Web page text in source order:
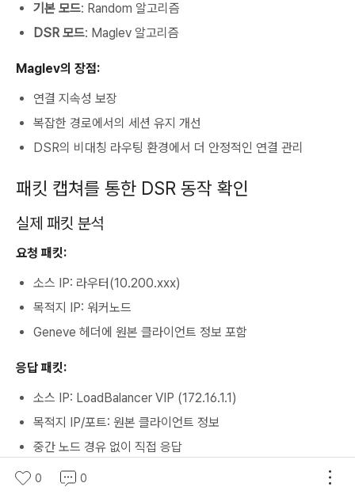
기본 모드: Random 알고리즘
DSR 모드: Maglev 알고리즘
Maglev의 장점:
연결 지속성 보장
복잡한 경로에서의 세션 유지 개선
DSR의 비대칭 라우팅 환경에서 더 안정적인 연결 관리
패킷 캡쳐를 통한 DSR 동작 확인
실제 패킷 분석
요청 패킷:
소스 IP: 라우터(10.200.xxx)
목적지 IP: 워커노드
Geneve 헤더에 원본 클라이언트 정보 포함
응답 패킷:
소스 IP: LoadBalancer VIP (172.16.1.1)
목적지 IP/포트: 원본 클라이언트 정보
중간 노드 경유 없이 직접 응답
고급 BGP 설정
0 0